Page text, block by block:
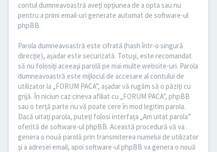
contul dumneavoastră aveţi opţiunea de a opta sau nu
pentru a primi email-uri generate automat de software-ul
phpBB.
Parola dumneavoastră este cifrată (hash într-o singură
direcţie), aşadar este securizată. Totuşi, este recomandat
să nu folosiţi aceeaşi parolă pe mai multe website-uri. Parola
dumneavoastră este mijlocul de accesare al contului de
utilizator la „FORUM PACA”, aşadar vă rugăm să o păziţi cu
grijă. În niciun caz cineva afiliat cu „FORUM PACA”, phpBB
sau o terţă parte nu vă poate cere în mod legitim parola.
Dacă uitaţi parola, puteţi folosi interfaţa „Am uitat parola”
oferită de software-ul phpBB. Această procedură vă va
genera o nouă parolă prin transmiterea numelui de utilizator
şi a adresei email, apoi software-ul phpBB va genera o nouă